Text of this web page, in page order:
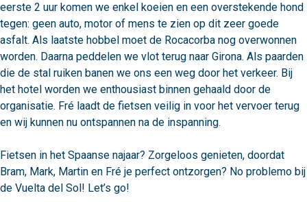
eerste 2 uur komen we enkel koeien en een overstekende hond
tegen: geen auto, motor of mens te zien op dit zeer goede
asfalt. Als laatste hobbel moet de Rocacorba nog overwonnen
worden. Daarna peddelen we vlot terug naar Girona. Als paarden
die de stal ruiken banen we ons een weg door het verkeer. Bij
het hotel worden we enthousiast binnen gehaald door de
organisatie. Fré laadt de fietsen veilig in voor het vervoer terug
en wij kunnen nu ontspannen na de inspanning.
Fietsen in het Spaanse najaar? Zorgeloos genieten, doordat
Bram, Mark, Martin en Fré je perfect ontzorgen? No problemo bij